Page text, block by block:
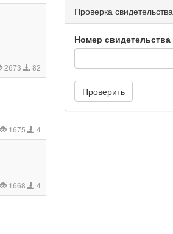
2673 82
1675 4
1668 4
Проверка свидетельства
Номер свидетельства
Проверить